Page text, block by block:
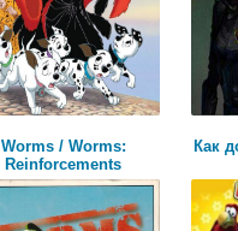
Worms / Worms:
Reinforcements
Как